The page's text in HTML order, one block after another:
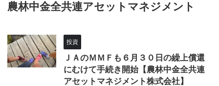
農林中金全共連アセットマネジメント
投資
ＪＡのＭＭＦも６月３０日の繰上償還
にむけて手続き開始【農林中金全共連
アセットマネジメント株式会社】